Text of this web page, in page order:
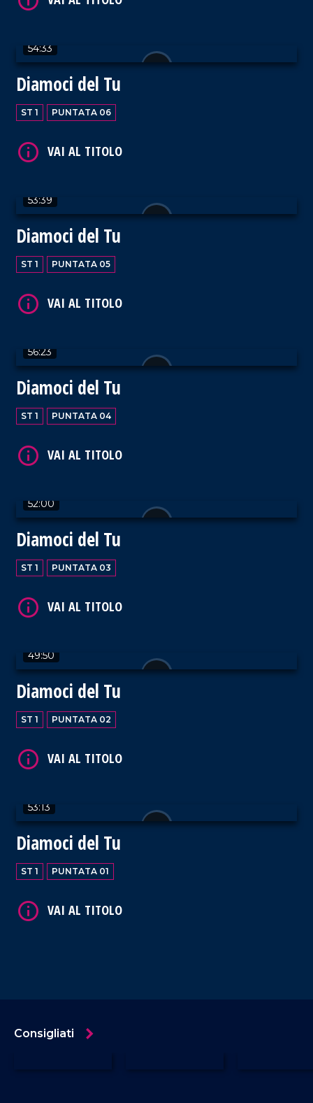
54:33
Diamoci del Tu
ST 1 PUNTATA 06
53:39
Diamoci del Tu
ST 1 PUNTATA 05
56:23
Diamoci del Tu
ST 1 PUNTATA 04
52:00
Diamoci del Tu
ST 1 PUNTATA 03
49:50
Diamoci del Tu
ST 1 PUNTATA 02
53:13
Diamoci del Tu
ST 1 PUNTATA 01
Consigliati